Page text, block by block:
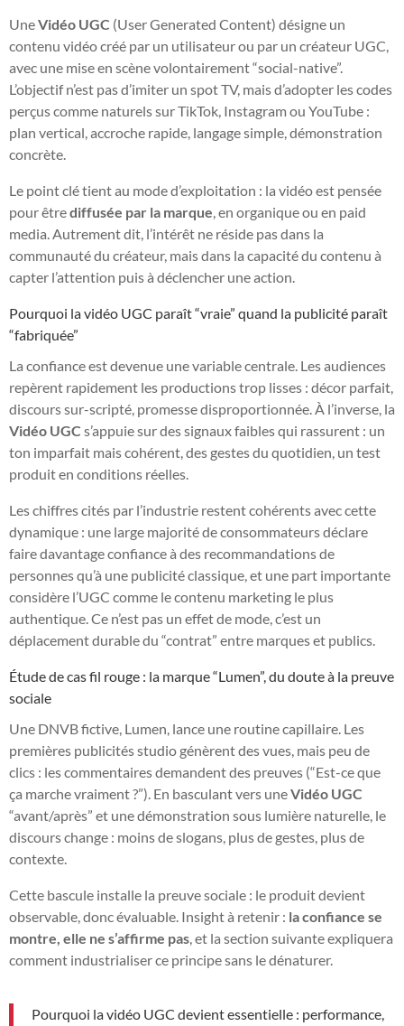
UneVidéo UGC (User Generated Content) désigne un
contenu vidéo créé par un utilisateur ou par un créateur UGC,
avec une mise en scène volontairement “social-native”.
L’objectif n’est pas d’imiter un spot TV, mais d’adopter les codes
perçus comme naturels sur TikTok, Instagram ou YouTube :
plan vertical, accroche rapide, langage simple, démonstration
concrète.
Le point clé tient au mode d’exploitation : la vidéo est pensée
pour êtrediffusée par la marque , en organique ou en paid
media. Autrement dit, l’intérêt ne réside pas dans la
communauté du créateur, mais dans la capacité du contenu à
capter l’attention puis à déclencher une action.
Pourquoi la vidéo UGC paraît “vraie” quand la publicité paraît
“fabriquée”
La confiance est devenue une variable centrale. Les audiences
repèrent rapidement les productions trop lisses : décor parfait,
discours sur-scripté, promesse disproportionnée. À l’inverse, la
Vidéo UGC s’appuie sur des signaux faibles qui rassurent : un
ton imparfait mais cohérent, des gestes du quotidien, un test
produit en conditions réelles.
Les chiffres cités par l’industrie restent cohérents avec cette
dynamique : une large majorité de consommateurs déclare
faire davantage confiance à des recommandations de
personnes qu’à une publicité classique, et une part importante
considère l’UGC comme le contenu marketing le plus
authentique. Ce n’est pas un effet de mode, c’est un
déplacement durable du “contrat” entre marques et publics.
Étude de cas fil rouge : la marque “Lumen”, du doute à la preuve
sociale
Une DNVB fictive, Lumen, lance une routine capillaire. Les
premières publicités studio génèrent des vues, mais peu de
clics : les commentaires demandent des preuves (“Est-ce que
ça marche vraiment ?”). En basculant vers uneVidéo UGC
“avant/après” et une démonstration sous lumière naturelle, le
discours change : moins de slogans, plus de gestes, plus de
contexte.
Cette bascule installe la preuve sociale : le produit devient
observable, donc évaluable. Insight à retenir : la confiance se
montre, elle ne s’affirme pas , et la section suivante expliquera
comment industrialiser ce principe sans le dénaturer.
Pourquoi la vidéo UGC devient essentielle : performance,